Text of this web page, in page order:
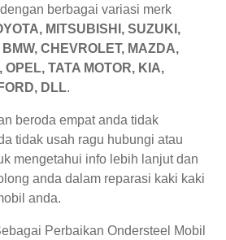
berbagai variasi merk
MITSUBISHI, SUZUKI,
CHEVROLET, MAZDA,
OPEL, TATA MOTOR, KIA,
DLL.
beroda empat anda tidak
tidak usah ragu hubungi atau
mengetahui info lebih lanjut dan
anda dalam reparasi kaki kaki
anda.
Perbaikan Ondersteel Mobil